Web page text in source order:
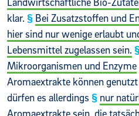
klar.
Bei Zusatzstoffen und
hier sind nur wenige erlaubt
Lebensmittel zugelassen sein.
Mikroorganismen und Enzyme
Aromaextrakte können
dürfen es allerdings
nur
Aromaextrakte sein, die